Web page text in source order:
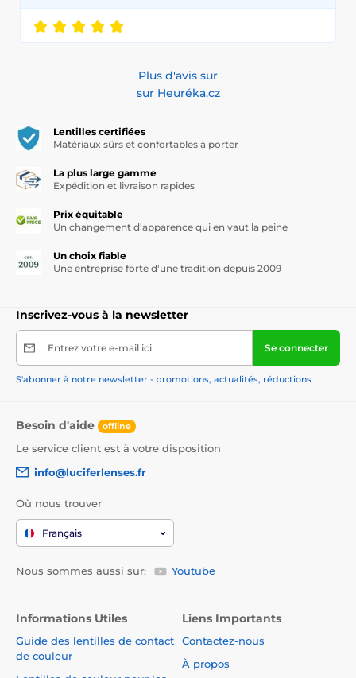
Plus d'avis sur
sur Heuréka.cz
Lentilles certifiées
Matériaux sûrs et confortables à porter
La plus large gamme
Expédition et livraison rapides
Prix équitable
Un changement d'apparence qui en vaut la peine
Un choix fiable
Une entreprise forte d'une tradition depuis 2009
Inscrivez-vous à la newsletter
Entrez votre e-mail ici Se connecter
S'abonner à notre newsletter - promotions, actualités, réductions
Besoin d'aide offline
Le service client est à votre disposition
info@luciferlenses.fr
Où nous trouver
Français
Nous sommes aussi sur: Youtube
Informations Utiles
Guide des lentilles de contact
de couleur
Liens Importants
Contactez-nous
À propos